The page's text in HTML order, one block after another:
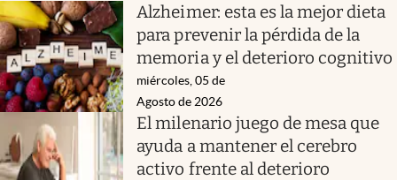
Alzheimer: esta es la mejor dieta
para prevenir la pérdida de la
memoria y el deterioro cognitivo
miércoles, 05 de
Agosto de 2026
El milenario juego de mesa que
ayuda a mantener el cerebro
activo frente al deterioro